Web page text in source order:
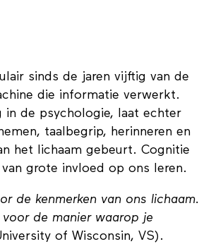
sinds de jaren vijftig van de
die informatie verwerkt.
in de psychologie, laat echter
taalbegrip, herinneren en
het lichaam gebeurt. Cognitie
van grote invloed op ons leren.
de kenmerken van ons lichaam.
de manier waarop je
of Wisconsin, VS).